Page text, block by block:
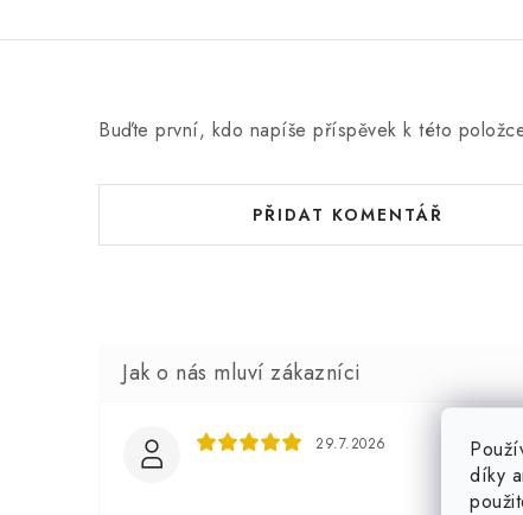
díky
Buďte první, kdo napíše příspěvek k této
PŘIDAT KOMENTÁŘ
29.7.2026